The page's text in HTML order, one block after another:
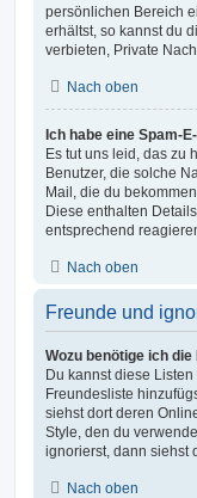
persönlichen Bereich
erhältst, so kannst du
verbieten, Private
Nach oben
Ich habe eine Spam-
Es tut uns leid, das zu
Benutzer, die solche
Mail, die du
Diese enthalten
entsprechend
Nach oben
Freunde und
Wozu benötige ich
Du kannst diese
Freundesliste
siehst dort deren
Style, den du
ignorierst, dann siehst
Nach oben